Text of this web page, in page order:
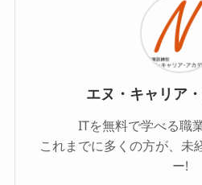
エヌ・キャリア
ITを無料で学べる職
これまでに多くの方が、未
ー!